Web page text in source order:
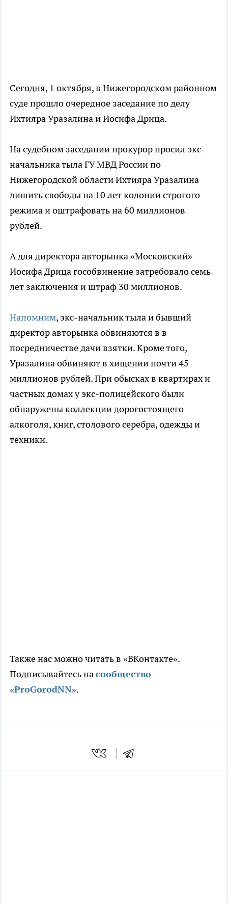
Сегодня, 1 октября, в Нижегородском районном
суде прошло очередное заседание по делу
Ихтияра Уразалина и Иосифа Дрица.
На судебном заседании прокурор просил экс-
начальника тыла ГУ МВД России по
Нижегородской области Ихтияра Уразалина
лишить свободы на 10 лет колонии строгого
режима и оштрафовать на 60 миллионов
рублей.
А для директора авторынка «Московский»
Иосифа Дрица гособвинение затребовало семь
лет заключения и штраф 30 миллионов.
Напомним, экс-начальник тыла и бывший
директор авторынка обвиняются в в
посредничестве дачи взятки. Кроме того,
Уразалина обвиняют в хищении почти 45
миллионов рублей. При обысках в квартирах и
частных домах у экс-полицейского были
обнаружены коллекции дорогостоящего
алкоголя, книг, столового серебра, одежды и
техники.
Также нас можно читать в «ВКонтакте».
Подписывайтесь насообщество
«ProGorodNN».